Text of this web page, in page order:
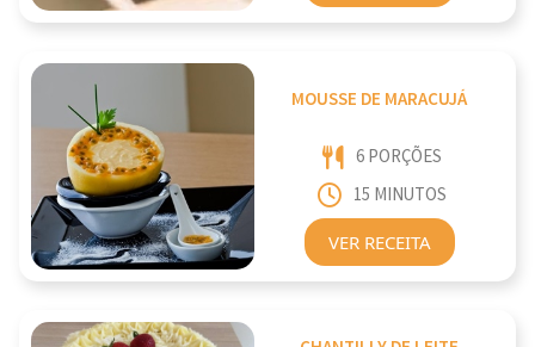
MOUSSE DE MARACUJÁ
6 PORÇÕES
15 MINUTOS
VER RECEITA